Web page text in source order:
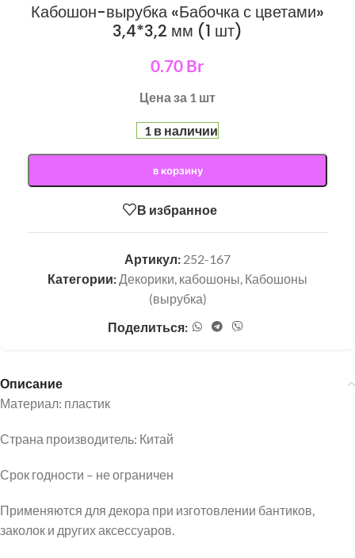
Кабошон-вырубка «Бабочка с цветами»
3,4*3,2 мм (1 шт)
0.70 Br
Цена за 1 шт
1 в наличии
в корзину
В избранное
Артикул: 252-167
Категории:Декорики, кабошоны, Кабошоны
(вырубка)
Поделиться:
Описание
Материал: пластик
Страна производитель: Китай
Срок годности – не ограничен
Применяются для декора при изготовлении бантиков,
заколок и других аксессуаров.